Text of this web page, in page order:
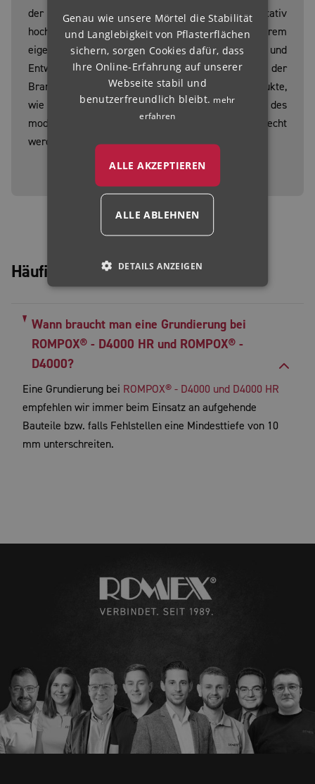
der Mittelpunkt unseres Anspruchs an qualitativ
hochwertige und zuverlässige Produkte. Mit unserem
eigenen Labor und einer modernen Forschungs- und
Entwicklungsabteilung setzen wir Maßstäbe in der
Branche. Hier entstehen richtungsweisenden Produkte,
wie ROMPOX® - ECOFINE, die den Anforderungen des
modernen Garten- und Landschaftsbaus gerecht
werden und gleichzeitig die Umwelt entlasten.
Häufig gestellte Fragen
Wann braucht man eine Grundierung bei
ROMPOX® - D4000 HR und ROMPOX® -
D4000?
Eine Grundierung bei ROMPOX® - D4000 und D4000 HR
empfehlen wir immer beim Einsatz an aufgehende
Bauteile bzw. falls Fehlstellen eine Mindesttiefe von 10
mm unterschreiten.
NORWEGIAN
HUNGARIAN
Genau wie unsere Mörtel die Stabilität
und Langlebigkeit von Pflasterflächen
sichern, sorgen Cookies dafür, dass
Ihre Online-Erfahrung auf unserer
Webseite stabil und
benutzerfreundlich bleibt. mehr
erfahren
ALLE AKZEPTIEREN
ALLE ABLEHNEN
DETAILS ANZEIGEN